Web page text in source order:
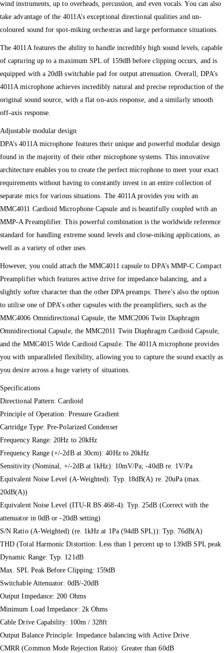
wind instruments, up to overheads, percussion, and even vocals. You can also
take advantage of the 4011A’s exceptional directional qualities and un-
coloured sound for spot-miking orchestras and large performance situations.
The 4011A features the ability to handle incredibly high sound levels, capable
of capturing up to a maximum SPL of 159dB before clipping occurs, and is
equipped with a 20dB switchable pad for output attenuation. Overall, DPA’s
4011A microphone achieves incredibly natural and precise reproduction of the
original sound source, with a flat on-axis response, and a similarly smooth
off-axis response.
Adjustable modular design
DPA’s 4011A microphone features their unique and powerful modular design
found in the majority of their other microphone systems. This innovative
architecture enables you to create the perfect microphone to meet your exact
requirements without having to constantly invest in an entire collection of
separate mics for various situations. The 4011A provides you with an
MMC4011 Cardioid Microphone Capsule and is beautifully coupled with an
MMP-A Preamplifier. This powerful combination is the worldwide reference
standard for handling extreme sound levels and close-miking applications, as
well as a variety of other uses.
However, you could attach the MMC4011 capsule to DPA’s MMP-C Compact
Preamplifier which features active drive for impedance balancing, and a
slightly softer character than the other DPA preamps. There’s also the option
to utilise one of DPA’s other capsules with the preamplifiers, such as the
MMC4006 Omnidirectional Capsule, the MMC2006 Twin Diaphragm
Omnidirectional Capsule, the MMC2011 Twin Diaphragm Cardioid Capsule,
and the MMC4015 Wide Cardioid Capsule. The 4011A microphone provides
you with unparalleled flexibility, allowing you to capture the sound exactly as
you desire across a huge variety of situations.
Specifications
Directional Pattern: Cardioid
Principle of Operation: Pressure Gradient
Cartridge Type: Pre-Polarized Condenser
Frequency Range: 20Hz to 20kHz
Frequency Range (+/-2dB at 30cm): 40Hz to 20kHz
Sensitivity (Nominal, +/-2dB at 1kHz): 10mV/Pa; -40dB re. 1V/Pa
Equivalent Noise Level (A-Weighted): Typ. 18dB(A) re. 20uPa (max.
20dB(A))
Equivalent Noise Level (ITU-R BS.468-4): Typ. 25dB (Correct with the
attenuator in 0dB or -20dB setting)
S/N Ratio (A-Weighted) (re. 1kHz at 1Pa (94dB SPL)): Typ. 76dB(A)
THD (Total Harmonic Distortion: Less than 1 percent up to 139dB SPL peak
Dynamic Range: Typ. 121dB
Max. SPL Peak Before Clipping: 159dB
Switchable Attenuator: 0dB/-20dB
Output Impedance: 200 Ohms
Minimum Load Impedance: 2k Ohms
Cable Drive Capability: 100m / 328ft
Output Balance Principle: Impedance balancing with Active Drive
CMRR (Common Mode Rejection Ratio): Greater than 60dB